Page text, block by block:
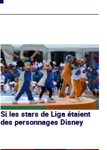
Si les stars de Liga étaient
des personnages Disney